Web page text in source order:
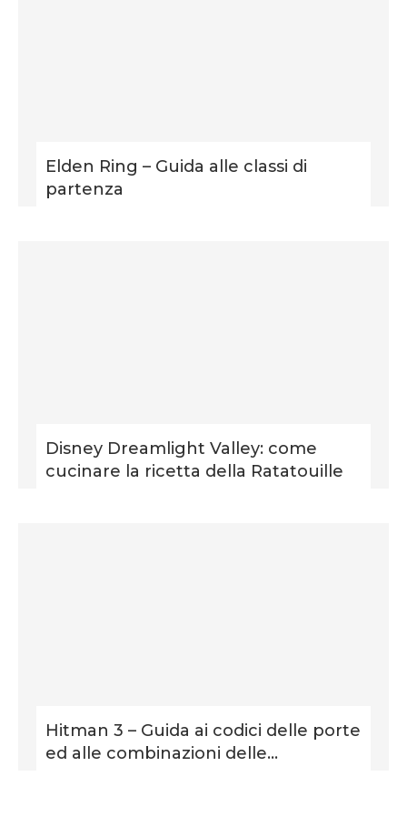
Elden Ring – Guida alle classi di
partenza
Disney Dreamlight Valley: come
cucinare la ricetta della Ratatouille
Hitman 3 – Guida ai codici delle porte
ed alle combinazioni delle...